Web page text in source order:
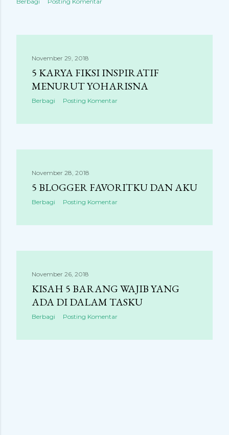
November 29, 2018
5 KARYA FIKSI INSPIRATIF
MENURUT YOHARISNA
Berbagi Posting Komentar
November 28, 2018
5 BLOGGER FAVORITKU DAN AKU
Berbagi Posting Komentar
November 26, 2018
KISAH 5 BARANG WAJIB YANG
ADA DI DALAM TASKU
Berbagi Posting Komentar